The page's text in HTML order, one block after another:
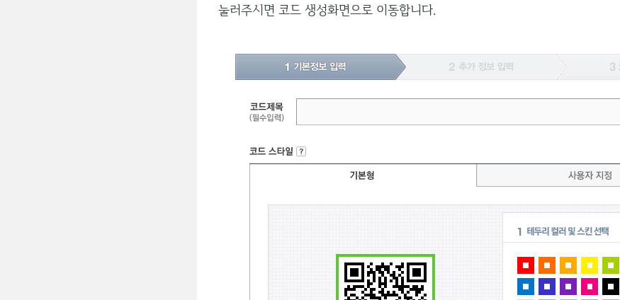
눌러주시면 코드 생성화면으로 이동합니다.